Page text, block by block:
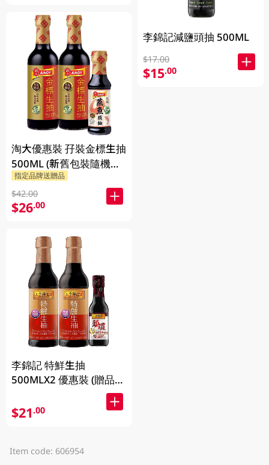
淘大優惠裝 孖裝金標生抽
500ML (新舊包裝隨機發
送)
指定品牌送贈品
$42.00
$26.00
李錦記 特鮮生抽
500MLX2 優惠裝 (贈品隨
$21.00
李錦記減鹽頭抽 500ML
$17.00
$15.00
Item code: 606954